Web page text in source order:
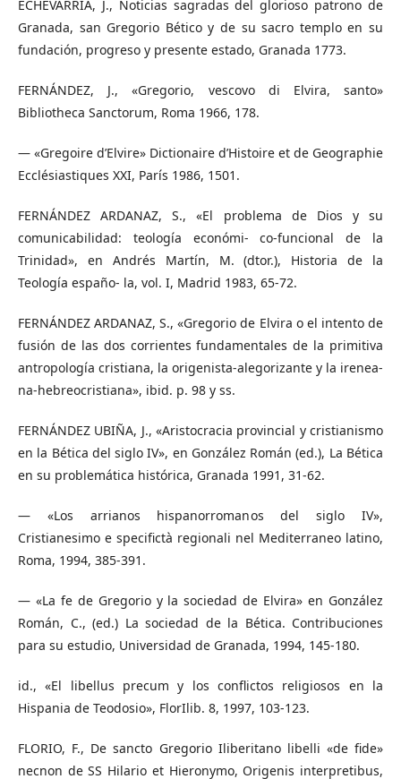
ECHEVARRÍA, J., Noticias sagradas del glorioso patrono de
Granada, san Gregorio Bético y de su sacro templo en su
fundación, progreso y presente estado, Granada 1773.
FERNÁNDEZ, J., «Gregorio, vescovo di Elvira, santo»
Bibliotheca Sanctorum, Roma 1966, 178.
— «Gregoire d’Elvire» Dictionaire d’Histoire et de Geographie
Ecclésiastiques XXI, París 1986, 1501.
FERNÁNDEZ ARDANAZ, S., «El problema de Dios y su
comunicabilidad: teología económi- co-funcional de la
Trinidad», en Andrés Martín, M. (dtor.), Historia de la
Teología españo- la, vol. I, Madrid 1983, 65-72.
FERNÁNDEZ ARDANAZ, S., «Gregorio de Elvira o el intento de
fusión de las dos corrientes fundamentales de la primitiva
antropología cristiana, la origenista-alegorizante y la irenea-
na-hebreocristiana», ibid. p. 98 y ss.
FERNÁNDEZ UBIÑA, J., «Aristocracia provincial y cristianismo
en la Bética del siglo IV», en González Román (ed.), La Bética
en su problemática histórica, Granada 1991, 31-62.
— «Los arrianos hispanorromanos del siglo IV»,
Cristianesimo e specifictà regionali nel Mediterraneo latino,
Roma, 1994, 385-391.
— «La fe de Gregorio y la sociedad de Elvira» en González
Román, C., (ed.) La sociedad de la Bética. Contribuciones
para su estudio, Universidad de Granada, 1994, 145-180.
id., «El libellus precum y los conflictos religiosos en la
Hispania de Teodosio», FlorIlib. 8, 1997, 103-123.
FLORIO, F., De sancto Gregorio Iliberitano libelli «de fide»
necnon de SS Hilario et Hieronymo, Origenis interpretibus,